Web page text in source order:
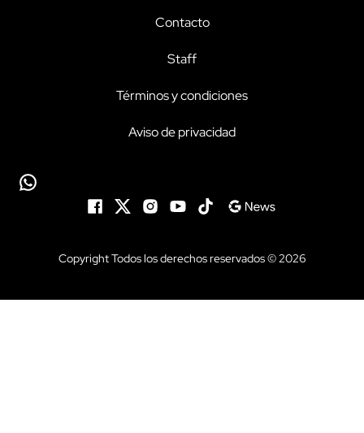
Contacto
Staff
Términos y condiciones
Aviso de privacidad
Copyright Todos los derechos reservados © 2026